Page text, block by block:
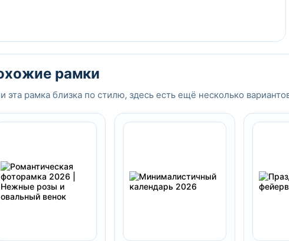
рамки
эта рамка близка по стилю, здесь есть ещё несколько